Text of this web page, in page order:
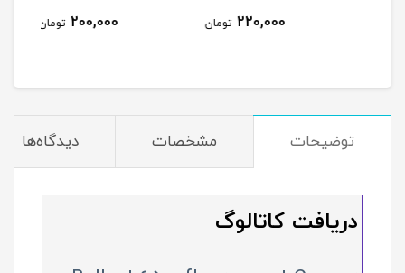
220,000 تومان 200,000 تومان
توضیحات مشخصات دیدگاه‌ها
دریافت کاتالوگ